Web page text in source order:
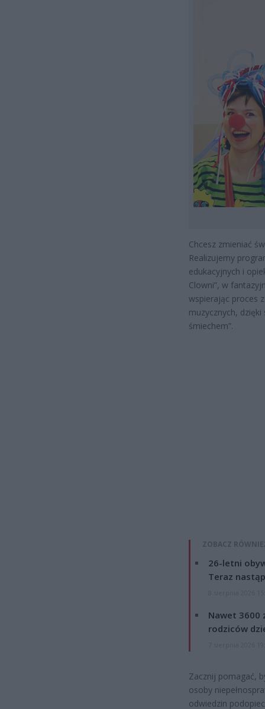
Chcesz zmieniać
Realizujemy
edukacyjnych i
Clowni”, w
wspierając proces
muzycznych,
śmiechem”.
ZOBACZ
26-letni
Teraz
Nawet 3600
rodziców
Zacznij pomagać,
osoby
odwiedzin